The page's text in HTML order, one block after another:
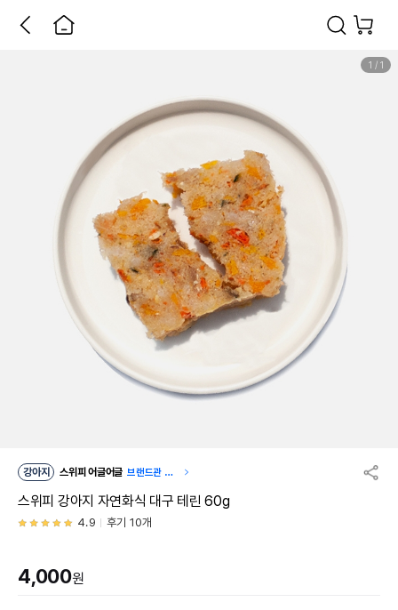
1 / 1
강아지 스위피 어글어글 브랜드관 이
스위피 강아지 자연화식 대구 테린 60g
4.9 후기 10개
4,000원